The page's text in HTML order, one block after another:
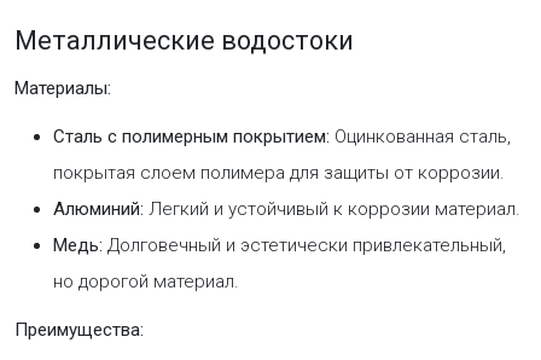
Металлические водостоки
Материалы:
Сталь с полимерным покрытием: Оцинкованная сталь,
покрытая слоем полимера для защиты от коррозии.
Алюминий: Легкий и устойчивый к коррозии материал.
Медь: Долговечный и эстетически привлекательный,
но дорогой материал.
Преимущества: